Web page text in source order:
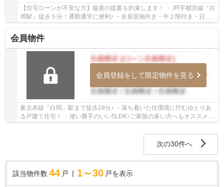
【住宅ローンが不安な方】最善の提案を約束します！ ・JR宇都宮線「白
岡駅」徒歩５分！通勤通学に便利♪ ・全居室南向き・中２階付き・日当
会員物件
会員登録をして限定物件を見る
東北本線「白岡」駅まで徒歩18分♪ ・落ち着いた住環境に佇むゆとりあ
る戸建て住宅！ ・使い勝手のいい5LDK♪ご家族の多い方へもオススメ！
経験豊富なキャリアのあるスタッフが物件資...
次の30件へ
該当物件数 44 戸 1～30 戸を表示